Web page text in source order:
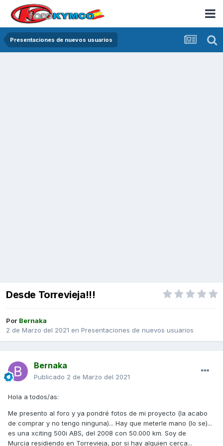
Presentaciones de nuevos usuarios
Desde Torrevieja!!!
Por Bernaka
2 de Marzo del 2021 en Presentaciones de nuevos usuarios
Bernaka
Publicado 2 de Marzo del 2021
Hola a todos/as:
Me presento al foro y ya pondré fotos de mi proyecto (la acabo
de comprar y no tengo ninguna)... Hay que meterle mano (lo se)...
es una xciting 500i ABS, del 2008 con 50.000 km. Soy de
Murcia residiendo en Torrevieja, por si hay alguien cerca...